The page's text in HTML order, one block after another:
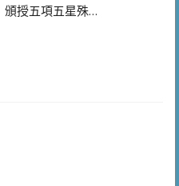
頒授五項五星殊…